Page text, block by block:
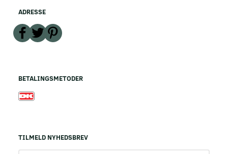
ADRESSE
BETALINGSMETODER
TILMELD NYHEDSBREV